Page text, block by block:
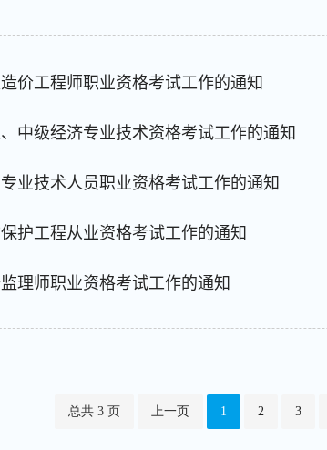
价工程师职业资格考试工作的通知
中级经济专业技术资格考试工作的通知
业技术人员职业资格考试工作的通知
护工程从业资格考试工作的通知
理师职业资格考试工作的通知
总共 3 页 上一页 1 2 3